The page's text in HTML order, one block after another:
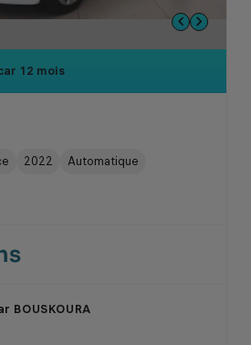
12 mois
2022 Automatique
BOUSKOURA